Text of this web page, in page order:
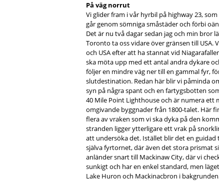
På väg norrut
Vi glider fram i vår hyrbil på highway 23,
går genom sömniga småstäder och förbi
Det är nu två dagar sedan jag och min bror
Toronto ta oss vidare över gränsen till USA.
och USA efter att ha stannat vid
ska möta upp med ett antal andra dykare
följer en mindre väg ner till en gammal fyr,
slutdestination. Redan här blir vi påminda
syn på några spant och en fartygsbotten
40 Mile Point Lighthouse och är numera ett
omgivande byggnader från 1800-talet. Här
flera av vraken som vi ska dyka på den
stranden ligger ytterligare ett vrak på
att undersöka det. Istället blir det en
själva fyrtornet, där även det stora prismat
anländer snart till Mackinaw City, där vi
sunkigt och har en enkel standard, men
Lake Huron och Mackinacbron i